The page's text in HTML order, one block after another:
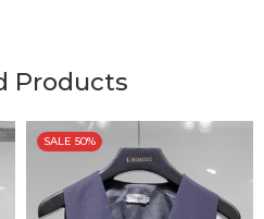
Products
SALE 50%